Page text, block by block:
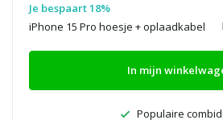
Je bespaart 18%
iPhone 15 Pro hoesje + oplaadkabel
In mijn
Populaire